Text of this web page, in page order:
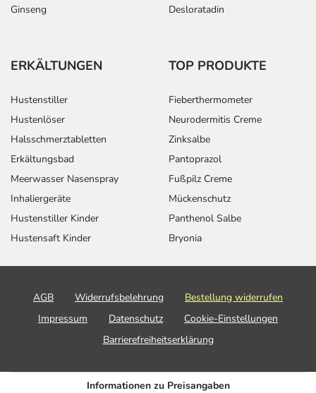
Ginseng
Desloratadin
ERKÄLTUNGEN
Hustenstiller
Hustenlöser
Halsschmerztabletten
Erkältungsbad
Meerwasser Nasenspray
Inhaliergeräte
Hustenstiller Kinder
Hustensaft Kinder
TOP PRODUKTE
Fieberthermometer
Neurodermitis Creme
Zinksalbe
Pantoprazol
Fußpilz Creme
Mückenschutz
Panthenol Salbe
Bryonia
AGB Widerrufsbelehrung
Bestellung widerrufen
Impressum
Datenschutz
Cookie-Einstellungen
Barrierefreiheitserklärung
Informationen zu Preisangaben